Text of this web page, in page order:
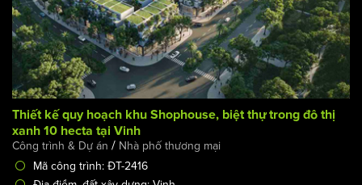
Thiết kế quy hoạch khu Shophouse, biệt thự trong đô thị